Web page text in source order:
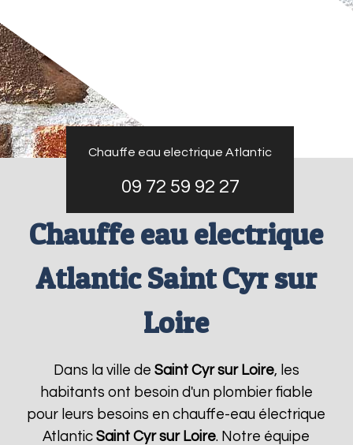
Chauffe eau electrique Atlantic
09 72 59 92 27
Chauffe eau electrique
Atlantic Saint Cyr sur
Loire
Dans la ville de Saint Cyr sur Loire, les
habitants ont besoin d'un plombier fiable
pour leurs besoins en chauffe-eau électrique
AtlanticSaint Cyr sur Loire. Notre équipe